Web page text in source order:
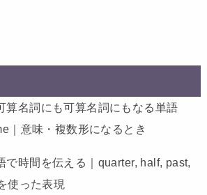
算名詞にも可算名詞にもなる単語
｜意味・複数形になるとき
で時間を伝える｜quarter, half, past,
使った表現